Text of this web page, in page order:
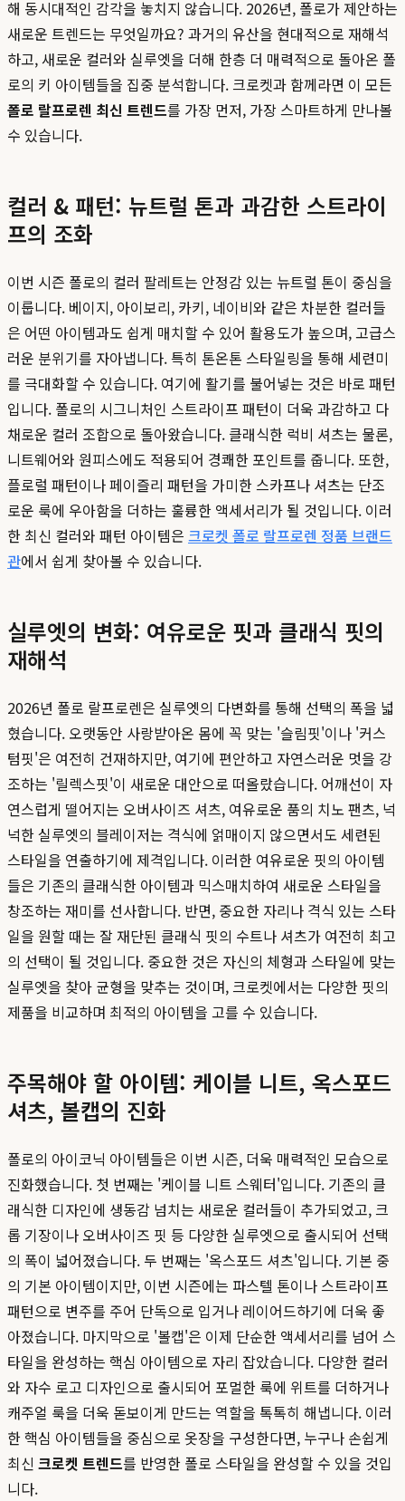
해 동시대적인 감각을 놓치지 않습니다. 2026년, 폴로가 제안하는
새로운 트렌드는 무엇일까요? 과거의 유산을 현대적으로 재해석
하고, 새로운 컬러와 실루엣을 더해 한층 더 매력적으로 돌아온 폴
로의 키 아이템들을 집중 분석합니다. 크로켓과 함께라면 이 모든
폴로 랄프로렌 최신 트렌드를 가장 먼저, 가장 스마트하게 만나볼
수 있습니다.
컬러 & 패턴: 뉴트럴 톤과 과감한 스트라이
프의 조화
이번 시즌 폴로의 컬러 팔레트는 안정감 있는 뉴트럴 톤이 중심을
이룹니다. 베이지, 아이보리, 카키, 네이비와 같은 차분한 컬러들
은 어떤 아이템과도 쉽게 매치할 수 있어 활용도가 높으며, 고급스
러운 분위기를 자아냅니다. 특히 톤온톤 스타일링을 통해 세련미
를 극대화할 수 있습니다. 여기에 활기를 불어넣는 것은 바로 패턴
입니다. 폴로의 시그니처인 스트라이프 패턴이 더욱 과감하고 다
채로운 컬러 조합으로 돌아왔습니다. 클래식한 럭비 셔츠는 물론,
니트웨어와 원피스에도 적용되어 경쾌한 포인트를 줍니다. 또한,
플로럴 패턴이나 페이즐리 패턴을 가미한 스카프나 셔츠는 단조
로운 룩에 우아함을 더하는 훌륭한 액세서리가 될 것입니다. 이러
한 최신 컬러와 패턴 아이템은 크로켓 폴로 랄프로렌 정품 브랜드
관에서 쉽게 찾아볼 수 있습니다.
실루엣의 변화: 여유로운 핏과 클래식 핏의
재해석
2026년 폴로 랄프로렌은 실루엣의 다변화를 통해 선택의 폭을 넓
혔습니다. 오랫동안 사랑받아온 몸에 꼭 맞는 '슬림핏'이나 '커스
텀핏'은 여전히 건재하지만, 여기에 편안하고 자연스러운 멋을 강
조하는 '릴렉스핏'이 새로운 대안으로 떠올랐습니다. 어깨선이 자
연스럽게 떨어지는 오버사이즈 셔츠, 여유로운 품의 치노 팬츠, 넉
넉한 실루엣의 블레이저는 격식에 얽매이지 않으면서도 세련된
스타일을 연출하기에 제격입니다. 이러한 여유로운 핏의 아이템
들은 기존의 클래식한 아이템과 믹스매치하여 새로운 스타일을
창조하는 재미를 선사합니다. 반면, 중요한 자리나 격식 있는 스타
일을 원할 때는 잘 재단된 클래식 핏의 수트나 셔츠가 여전히 최고
의 선택이 될 것입니다. 중요한 것은 자신의 체형과 스타일에 맞는
실루엣을 찾아 균형을 맞추는 것이며, 크로켓에서는 다양한 핏의
제품을 비교하며 최적의 아이템을 고를 수 있습니다.
주목해야 할 아이템: 케이블 니트, 옥스포드
셔츠, 볼캡의 진화
폴로의 아이코닉 아이템들은 이번 시즌, 더욱 매력적인 모습으로
진화했습니다. 첫 번째는 '케이블 니트 스웨터'입니다. 기존의 클
래식한 디자인에 생동감 넘치는 새로운 컬러들이 추가되었고, 크
롭 기장이나 오버사이즈 핏 등 다양한 실루엣으로 출시되어 선택
의 폭이 넓어졌습니다. 두 번째는 '옥스포드 셔츠'입니다. 기본 중
의 기본 아이템이지만, 이번 시즌에는 파스텔 톤이나 스트라이프
패턴으로 변주를 주어 단독으로 입거나 레이어드하기에 더욱 좋
아졌습니다. 마지막으로 '볼캡'은 이제 단순한 액세서리를 넘어 스
타일을 완성하는 핵심 아이템으로 자리 잡았습니다. 다양한 컬러
와 자수 로고 디자인으로 출시되어 포멀한 룩에 위트를 더하거나
캐주얼 룩을 더욱 돋보이게 만드는 역할을 톡톡히 해냅니다. 이러
한 핵심 아이템들을 중심으로 옷장을 구성한다면, 누구나 손쉽게
최신 크로켓 트렌드를 반영한 폴로 스타일을 완성할 수 있을 것입
니다.